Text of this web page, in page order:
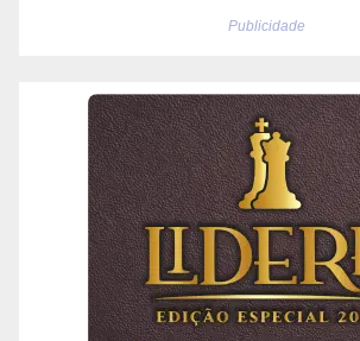
Publicidade